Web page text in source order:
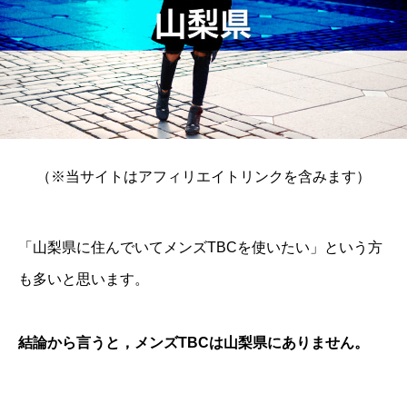
（※当サイトはアフィリエイトリンクを含みます）
「山梨県に住んでいてメンズTBCを使いたい」という方
も多いと思います。
結論から言うと，メンズTBCは山梨県にありません。